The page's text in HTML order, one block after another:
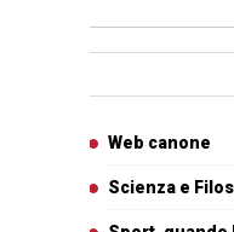
Web canone
Scienza e